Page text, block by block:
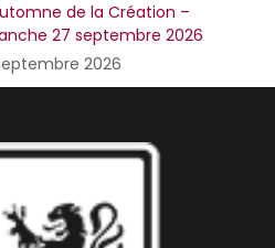
de la Création –
27 septembre 2026
2026